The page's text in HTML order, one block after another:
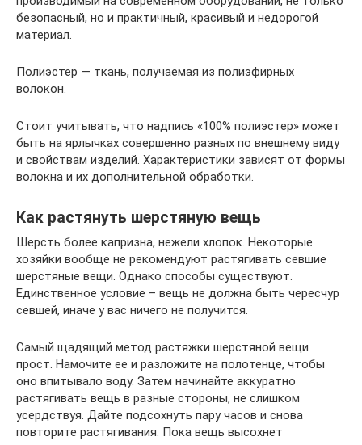
безопасный, но и практичный, красивый и недорогой
материал.
Полиэстер — ткань, получаемая из полиэфирных
волокон.
Стоит учитывать, что надпись «100% полиэстер» может
быть на ярлычках совершенно разных по внешнему виду
и свойствам изделий. Характеристики зависят от формы
волокна и их дополнительной обработки.
Как растянуть шерстяную вещь
Шерсть более капризна, нежели хлопок. Некоторые
хозяйки вообще не рекомендуют растягивать севшие
шерстяные вещи. Однако способы существуют.
Единственное условие – вещь не должна быть чересчур
севшей, иначе у вас ничего не получится.
Самый щадящий метод растяжки шерстяной вещи
прост. Намочите ее и разложите на полотенце, чтобы
оно впитывало воду. Затем начинайте аккуратно
растягивать вещь в разные стороны, не слишком
усердствуя. Дайте подсохнуть пару часов и снова
повторите растягивания. Пока вещь высохнет